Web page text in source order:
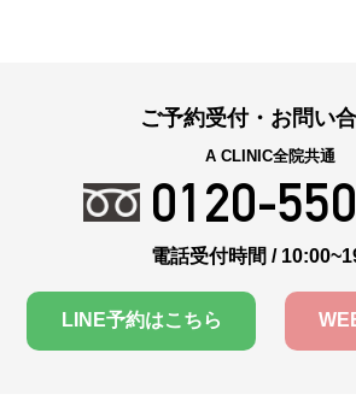
ご予約受付・お問い
A CLINIC全院共通
0120-
電話受付時間 /
LINE予約はこちら